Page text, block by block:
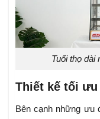
Tuổi thọ dài
Thiết kế tối
Bên cạnh những ưu